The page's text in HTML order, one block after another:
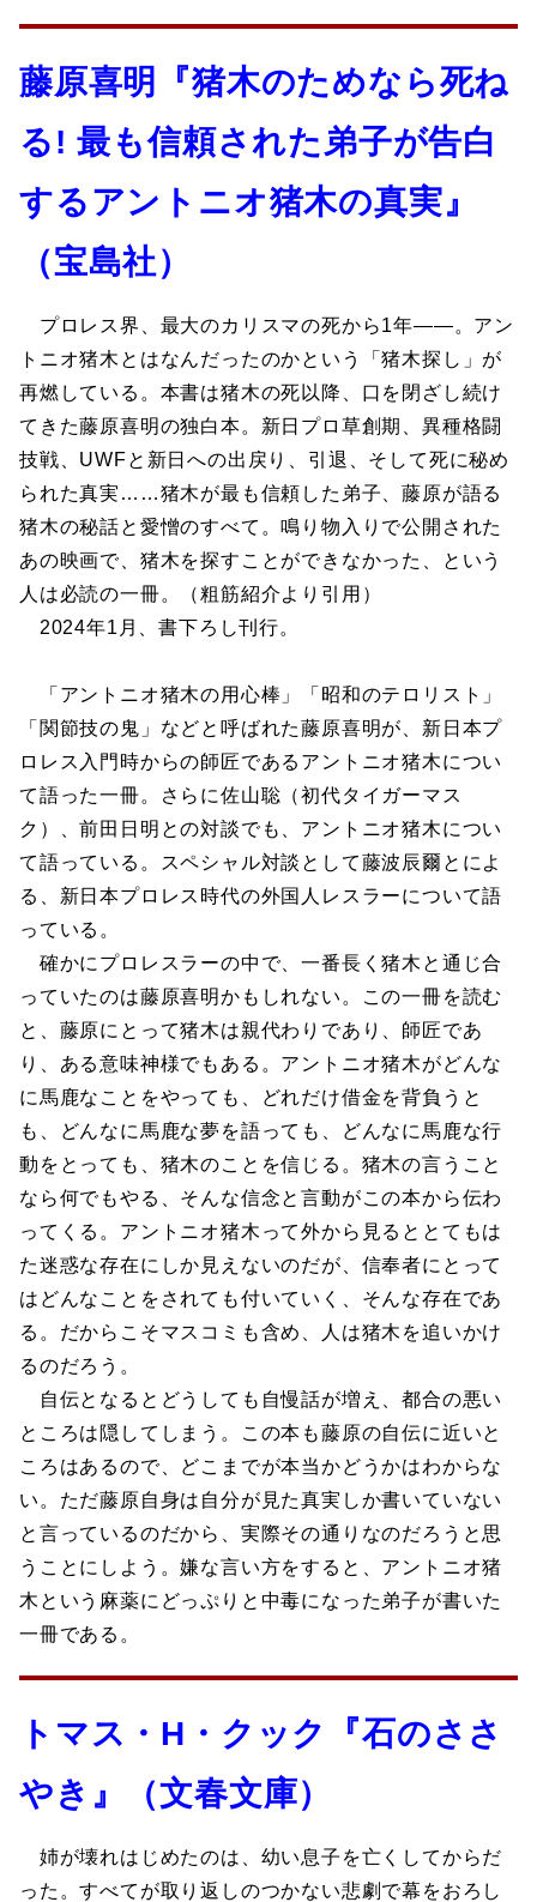
藤原喜明『猪木のためなら死ね
る! 最も信頼された弟子が告白
するアントニオ猪木の真実』
（宝島社）
プロレス界、最大のカリスマの死から1年――。アン
トニオ猪木とはなんだったのかという「猪木探し」が
再燃している。本書は猪木の死以降、口を閉ざし続け
てきた藤原喜明の独白本。新日プロ草創期、異種格闘
技戦、UWFと新日への出戻り、引退、そして死に秘め
られた真実……猪木が最も信頼した弟子、藤原が語る
猪木の秘話と愛憎のすべて。鳴り物入りで公開された
あの映画で、猪木を探すことができなかった、という
人は必読の一冊。（粗筋紹介より引用）
2024年1月、書下ろし刊行。
「アントニオ猪木の用心棒」「昭和のテロリスト」
「関節技の鬼」などと呼ばれた藤原喜明が、新日本プ
ロレス入門時からの師匠であるアントニオ猪木につい
て語った一冊。さらに佐山聡（初代タイガーマス
ク）、前田日明との対談でも、アントニオ猪木につい
て語っている。スペシャル対談として藤波辰爾とによ
る、新日本プロレス時代の外国人レスラーについて語
っている。
確かにプロレスラーの中で、一番長く猪木と通じ合
っていたのは藤原喜明かもしれない。この一冊を読む
と、藤原にとって猪木は親代わりであり、師匠であ
り、ある意味神様でもある。アントニオ猪木がどんな
に馬鹿なことをやっても、どれだけ借金を背負うと
も、どんなに馬鹿な夢を語っても、どんなに馬鹿な行
動をとっても、猪木のことを信じる。猪木の言うこと
なら何でもやる、そんな信念と言動がこの本から伝わ
ってくる。アントニオ猪木って外から見るととてもは
た迷惑な存在にしか見えないのだが、信奉者にとって
はどんなことをされても付いていく、そんな存在であ
る。だからこそマスコミも含め、人は猪木を追いかけ
るのだろう。
自伝となるとどうしても自慢話が増え、都合の悪い
ところは隠してしまう。この本も藤原の自伝に近いと
ころはあるので、どこまでが本当かどうかはわからな
い。ただ藤原自身は自分が見た真実しか書いていない
と言っているのだから、実際その通りなのだろうと思
うことにしよう。嫌な言い方をすると、アントニオ猪
木という麻薬にどっぷりと中毒になった弟子が書いた
一冊である。
トマス・H・クック『石のささ
やき』（文春文庫）
姉が壊れはじめたのは、幼い息子を亡くしてからだ
った。すべてが取り返しのつかない悲劇で幕をおろし